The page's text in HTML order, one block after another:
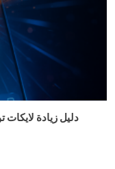
دليل زيادة